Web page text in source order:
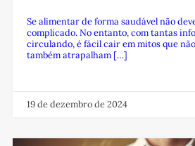
Se alimentar de forma saudável não
complicado. No entanto, com tantas
circulando, é fácil cair em mitos que
também atrapalham […]
19 de dezembro de 2024